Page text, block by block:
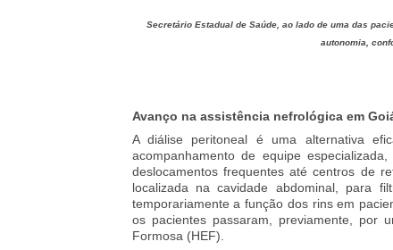
Secretário Estadual de Saúde, ao lado de uma das
autonomia,
Avanço na assistência nefrológica em
A diálise peritoneal é uma alternativa
acompanhamento de equipe
deslocamentos frequentes até centros de
localizada na cavidade abdominal, para
temporariamente a função dos rins em
os pacientes passaram, previamente, por
Formosa (HEF).